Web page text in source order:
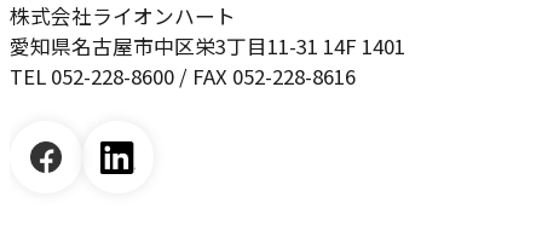
株式会社ライオンハート
愛知県名古屋市中区栄3丁目11-31 14F 1401
TEL 052-228-8600 / FAX 052-228-8616